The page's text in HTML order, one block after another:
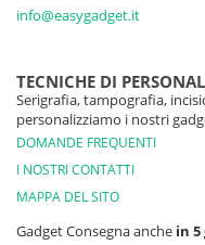
info@easygadget.it
TECNICHE DI
Serigrafia, tampografia,
personalizziamo i nostri
DOMANDE FREQUENTI
I NOSTRI CONTATTI
MAPPA DEL SITO
Gadget Consegna anche in